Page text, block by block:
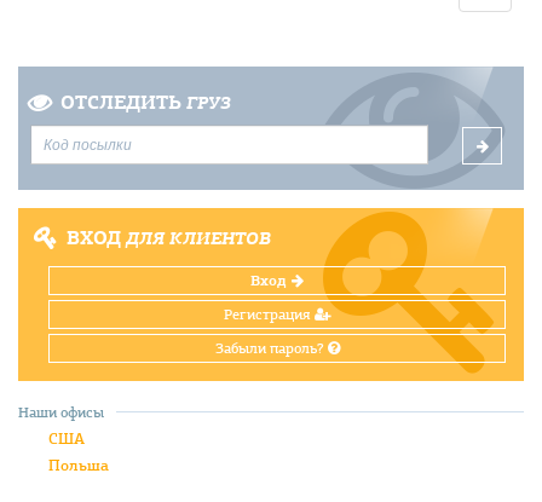
ОТСЛЕДИТЬ ГРУЗ
ВХОДДЛЯ КЛИЕНТОВ
Вход
Регистрация
Забыли пароль?
Наши офисы
США
Польша